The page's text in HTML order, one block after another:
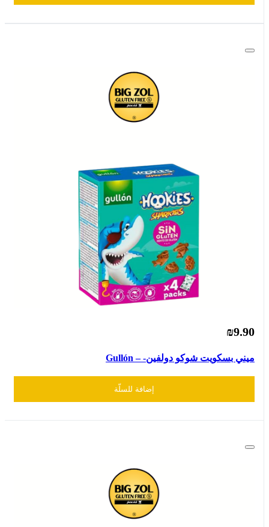
₪9.90
ميني بسكويت شوكو دولفين- – Gullón
إضافة للسلّة